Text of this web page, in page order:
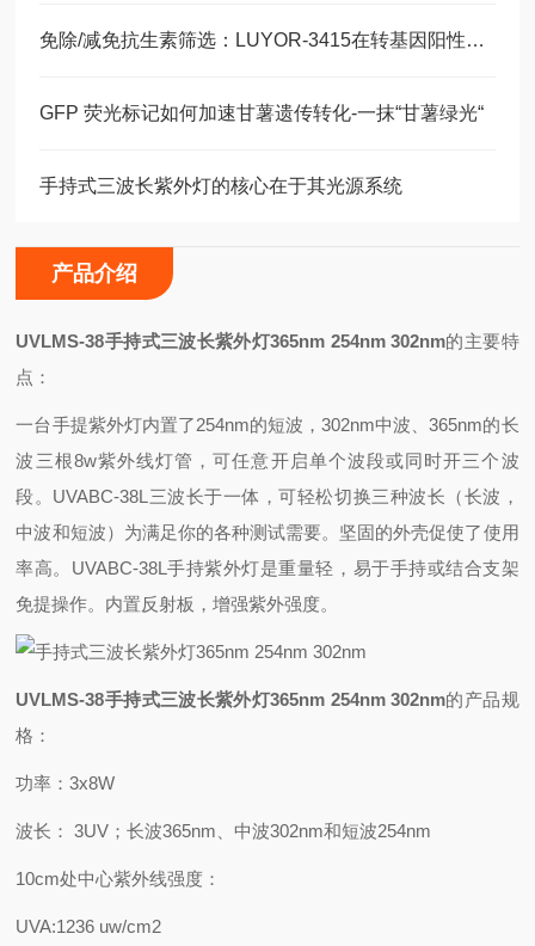
免除/减免抗生素筛选：LUYOR-3415在转基因阳性苗鉴定中的应用优势
GFP 荧光标记如何加速甘薯遗传转化-一抹“甘薯绿光“
手持式三波长紫外灯的核心在于其光源系统
产品介绍
UVLMS-38手持式三波长紫外灯365nm 254nm 302nm的主要特
点：
一台手提紫外灯内置了254nm的短波，302nm中波、365nm的长
波三根8w紫外线灯管，可任意开启单个波段或同时开三个波
段。UVABC-38L三波长于一体，可轻松切换三种波长（长波，
中波和短波）为满足你的各种测试需要。坚固的外壳促使了使用
率高。UVABC-38L手持紫外灯是重量轻，易于手持或结合支架
免提操作。内置反射板，增强紫外强度。
UVLMS-38手持式三波长紫外灯365nm 254nm 302nm的产品规
格：
功率：3x8W
波长： 3UV；长波365nm、中波302nm和短波254nm
10cm处中心紫外线强度：
UVA:1236 uw/cm2